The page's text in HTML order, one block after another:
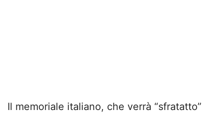
Il memoriale italiano, che verrà “sfratatto”